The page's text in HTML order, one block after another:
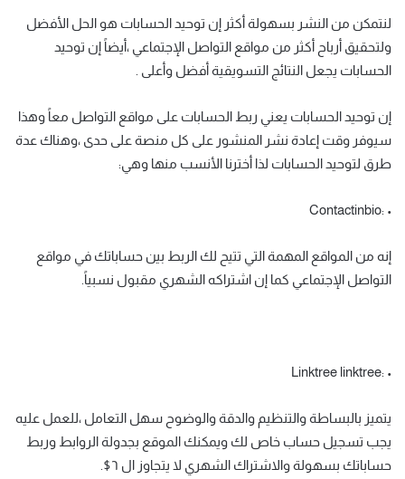
لنتمكن من النشر بسهولة أكثر إن توحيد الحسابات هو الحل الأفضل
ولتحقيق أرباح أكثر من مواقع التواصل الإجتماعي ،أيضاً إن توحيد
الحسابات يجعل النتائج التسويقية أفضل وأعلى .
إن توحيد الحسابات يعني ربط الحسابات على مواقع التواصل معاً وهذا
سيوفر وقت إعادة نشر المنشور على كل منصة على حدى ،وهناك عدة
طرق لتوحيد الحسابات لذا أخترنا الأنسب منها وهي:
• :Contactinbio
إنه من المواقع المهمة التي تتيح لك الربط بين حساباتك في مواقع
التواصل الإجتماعي كما إن اشتراكه الشهري مقبول نسبياً.
• :Linktree linktree
يتميز بالبساطة والتنظيم والدقة والوضوح سهل التعامل ،للعمل عليه
يجب تسجيل حساب خاص لك ويمكنك الموقع بجدولة الروابط وربط
حساباتك بسهولة والاشتراك الشهري لا يتجاوز ال ٦$.